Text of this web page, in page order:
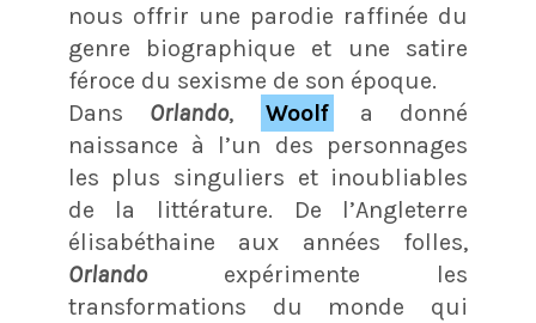
nous offrir une parodie raffinée du
genre biographique et une satire
féroce du sexisme de son époque.
Dans Orlando, Woolf
a donné
naissance à l’un des personnages
les plus singuliers et inoubliables
de la littérature. De l’Angleterre
élisabéthaine aux années folles,
Orlando expérimente les
transformations du monde qui